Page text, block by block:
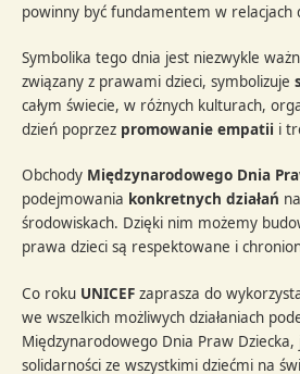
powinny być fundamentem w relacjach
Symbolika tego dnia jest niezwykle
związany z prawami dzieci, symbolizuje
całym świecie, w różnych kulturach,
dzień poprzez promowanie empatii i
Obchody Międzynarodowego Dnia
podejmowania konkretnych działań
środowiskach. Dzięki nim możemy
prawa dzieci są respektowane i
Co roku UNICEFzaprasza do
we wszelkich możliwych działaniach
Międzynarodowego Dnia Praw
solidarności ze wszystkimi dziećmi na